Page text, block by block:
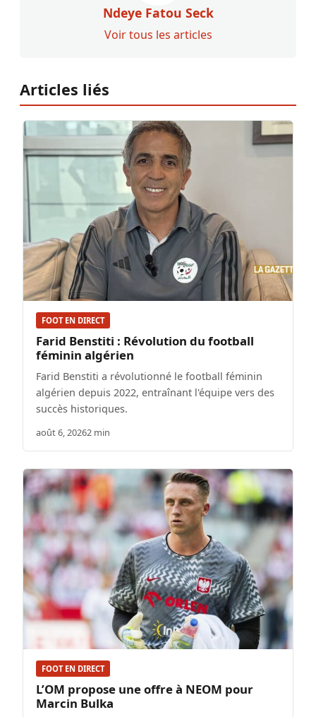
Ndeye Fatou Seck
Voir tous les articles
Articles liés
FOOT EN DIRECT
Farid Benstiti : Révolution du football
féminin algérien
Farid Benstiti a révolutionné le football féminin
algérien depuis 2022, entraînant l'équipe vers des
succès historiques.
août 6, 20262 min
FOOT EN DIRECT
L’OM propose une offre à NEOM pour
Marcin Bulka